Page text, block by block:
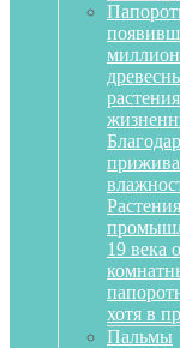
19 века
хотя в
Пальмы